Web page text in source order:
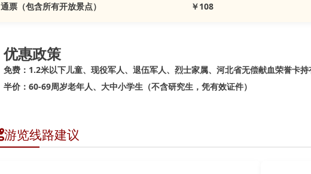
通票 （包含所有开放景点） ￥108
优惠政策
免费： 1.2米以下儿童、现役军人、退伍军人、烈士家属、河北省无偿献血荣誉卡
半价： 60-69周岁老年人、大中小学生（不含研究生，凭有效证件）
游览线路建议